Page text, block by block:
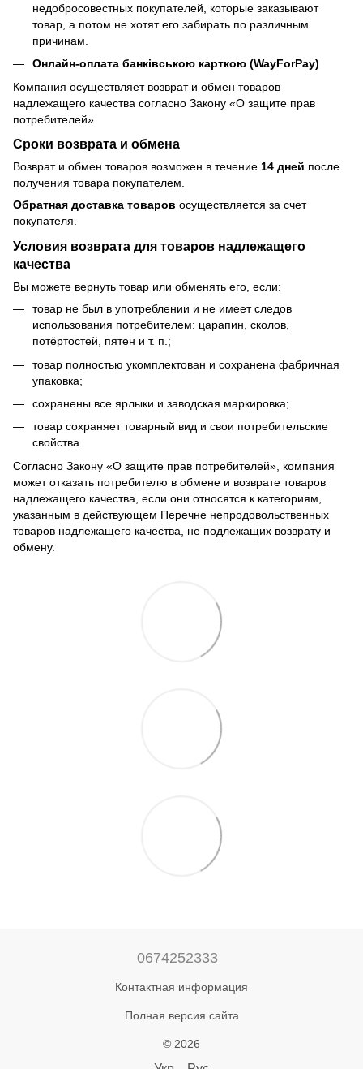
недобросовестных покупателей, которые заказывают
товар, а потом не хотят его забирать по различным
причинам.
Онлайн-оплата банківською карткою (WayForPay)
Компания осуществляет возврат и обмен товаров
надлежащего качества согласно Закону «О защите прав
потребителей»
Сроки возврата и обмена
Возврат и обмен товаров возможен в течение 14 дней после
получения товара покупателем.
Обратная доставка товаров осуществляется за счет
покупателя.
Условия возврата для товаров надлежащего
качества
Вы можете вернуть товар или обменять его, если:
товар не был в употреблении и не имеет следов
использования потребителем: царапин, сколов,
потёртостей, пятен и т. п.;
товар полностью укомплектован и сохранена фабричная
упаковка;
сохранены все ярлыки и заводская маркировка;
товар сохраняет товарный вид и свои потребительские
свойства.
Согласно Закону «О защите прав потребителей» , компания
может отказать потребителю в обмене и возврате товаров
надлежащего качества, если они относятся к категориям,
указанным в действующем Перечне непродовольственных
товаров надлежащего качества, не подлежащих возврату и
обмену.
0674252333
Контактная информация
Полная версия сайта
© 2026